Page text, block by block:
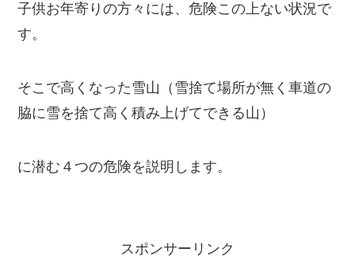
子供お年寄りの方々には、危険この上ない状況で
す。
そこで高くなった雪山（雪捨て場所が無く車道の
脇に雪を捨て高く積み上げてできる山）
に潜む４つの危険を説明します。
スポンサーリンク